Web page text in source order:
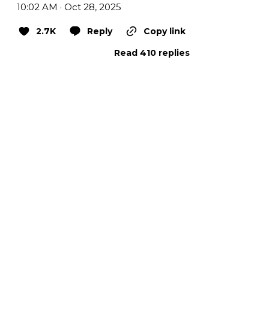
10:02 AM · Oct 28, 2025
2.7K Reply
Copy link
Read 410 replies